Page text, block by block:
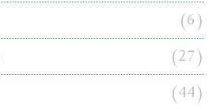
(6)
(27)
(44)